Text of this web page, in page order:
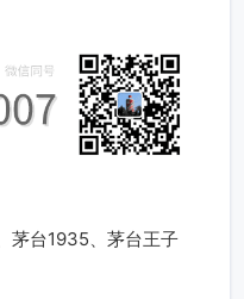
茅台1935、茅台王子